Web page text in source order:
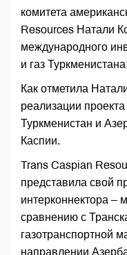
комитета
Resources Натали
международного
и газ
Как отметила
реализации
Туркменистан и
Каспии.
Trans Caspian
представила свой
интерконнектора –
сравнению с
газотранспортной
направлении